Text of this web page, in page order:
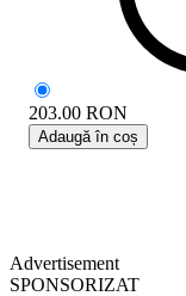
203.00 RON
Adaugă în coș
Advertisement
SPONSORIZAT